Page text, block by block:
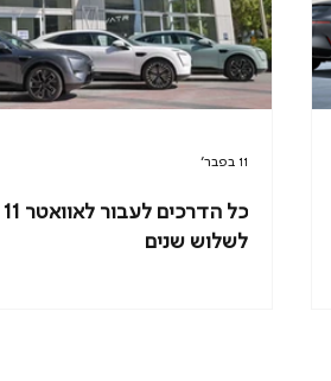
לשלוש שנים
11 בפבר׳